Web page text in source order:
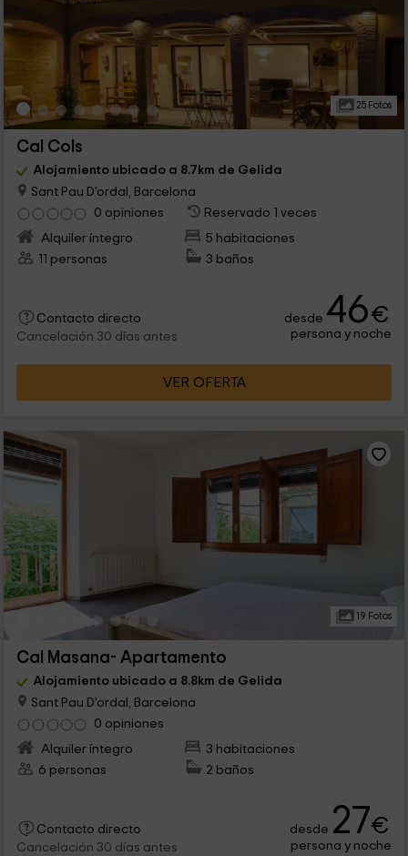
25 Fotos
Cal Cols
Alojamiento ubicado a 8.7km de Gelida
Sant Pau D'ordal, Barcelona
0 opiniones
Reservado 1 veces
Alquiler íntegro
5 habitaciones
11 personas
3 baños
Contacto directo
Cancelación 30 días antes
desde 46€
persona y noche
VER OFERTA
19 Fotos
Cal Masana- Apartamento
Alojamiento ubicado a 8.8km de Gelida
Sant Pau D'ordal, Barcelona
0 opiniones
Alquiler íntegro
3 habitaciones
6 personas
2 baños
Contacto directo
Cancelación 30 días antes
desde 27€
persona y noche